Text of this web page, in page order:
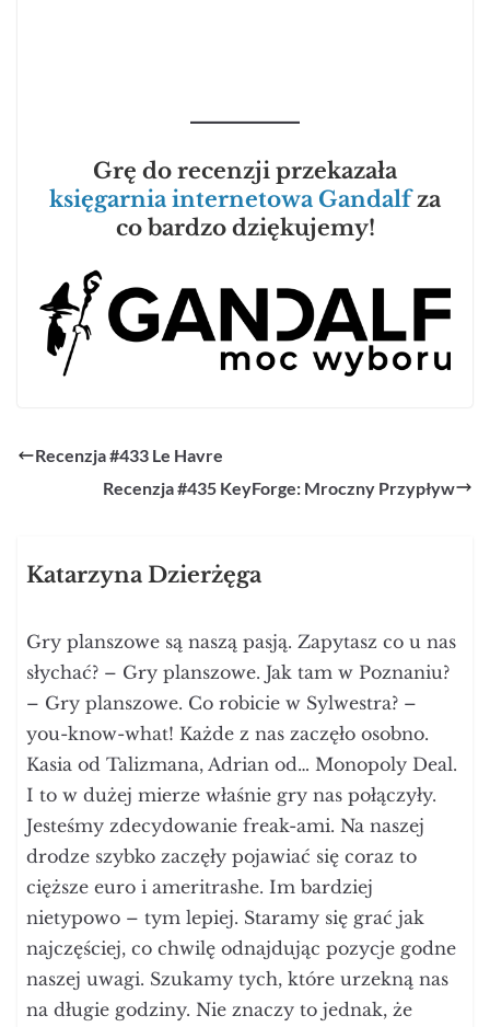
Grę do recenzji przekazała
księgarnia internetowa Gandalfza
co bardzo dziękujemy!
Recenzja #433 Le Havre
Recenzja #435 KeyForge: Mroczny Przypływ
Katarzyna Dzierżęga
Gry planszowe są naszą pasją. Zapytasz co u nas
słychać? – Gry planszowe. Jak tam w Poznaniu?
– Gry planszowe. Co robicie w Sylwestra? –
you-know-what! Każde z nas zaczęło osobno.
Kasia od Talizmana, Adrian od… Monopoly Deal.
I to w dużej mierze właśnie gry nas połączyły.
Jesteśmy zdecydowanie freak-ami. Na naszej
drodze szybko zaczęły pojawiać się coraz to
cięższe euro i ameritrashe. Im bardziej
nietypowo – tym lepiej. Staramy się grać jak
najczęściej, co chwilę odnajdując pozycje godne
naszej uwagi. Szukamy tych, które urzekną nas
na długie godziny. Nie znaczy to jednak, że